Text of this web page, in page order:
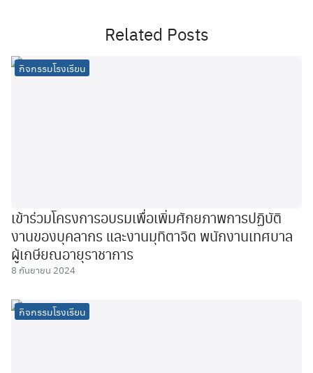
Related Posts
กิจกรรมโรงเรียน
เข้าร่วมโครงการอบรมเพื่อเพิ่มศักยภาพการปฏิบัติ
งานของบุคลากร และงานมุทิตาจิต พนักงานเทศบาล
ผู้เกษียณอายุราชาการ
8 กันยายน 2024
กิจกรรมโรงเรียน